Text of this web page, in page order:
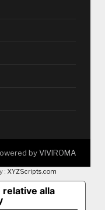
byVIVIROMA
: XYZScripts.com
alla